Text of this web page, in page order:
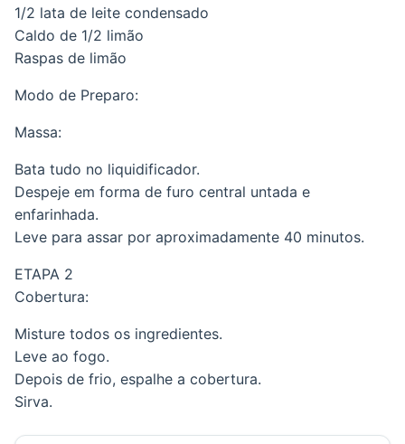
1/2 lata de leite condensado
Caldo de 1/2 limão
Raspas de limão
Modo de Preparo:
Massa:
Bata tudo no liquidificador.
Despeje em forma de furo central untada e
enfarinhada.
Leve para assar por aproximadamente 40 minutos.
ETAPA 2
Cobertura:
Misture todos os ingredientes.
Leve ao fogo.
Depois de frio, espalhe a cobertura.
Sirva.